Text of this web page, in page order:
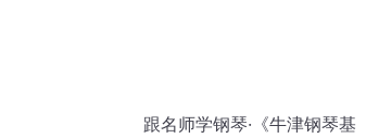
跟名师学钢琴·《牛津钢琴基